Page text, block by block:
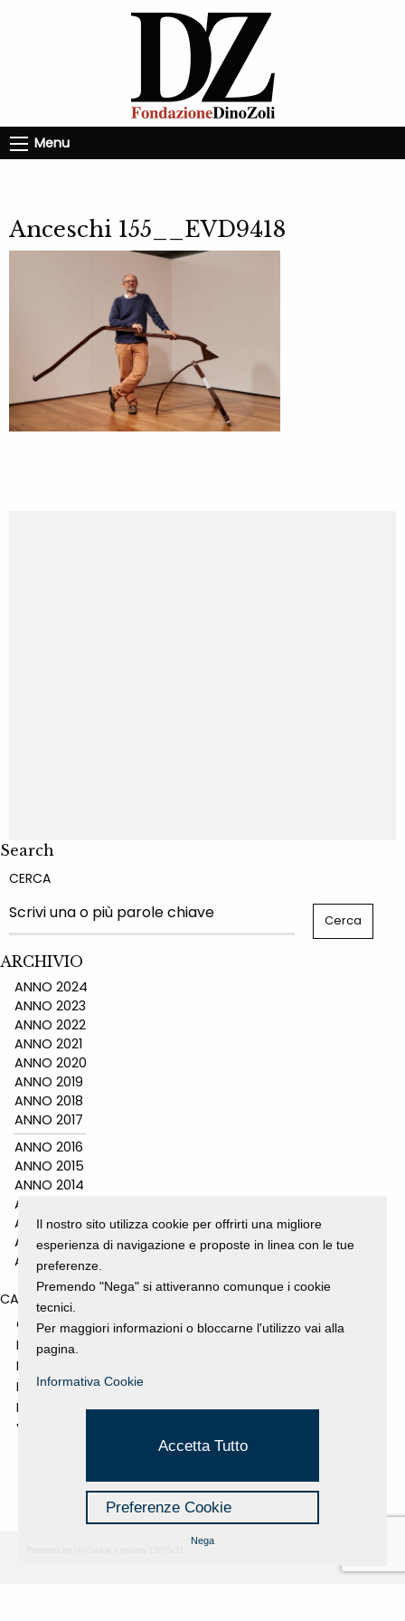
Menu
Anceschi 155__EVD9418
Search
CERCA
ARCHIVIO
ANNO 2024
ANNO 2023
ANNO 2022
ANNO 2021
ANNO 2020
ANNO 2019
ANNO 2018
ANNO 2017
ANNO 2016
ANNO 2015
ANNO 2014
ANNO 2011
ANNO 2010
ANNO 2009
ANNO 2008
CATEGORIES
GALLERY
MOSTRE E EVENTI
NEWS
PROGETTI SOSTENUTI
RASSEGNA STAMPA
VIDEO
Il nostro sito utilizza cookie per offrirti una migliore
esperienza di navigazione e proposte in linea con le tue
preferenze.
Premendo "Nega" si attiveranno comunque i cookie
tecnici.
Per maggiori informazioni o bloccarne l'utilizzo vai alla
pagina.
Informativa Cookie
Accetta Tutto
Preferenze Cookie
Nega